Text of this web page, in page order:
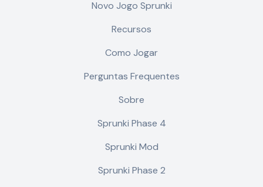
Novo Jogo Sprunki
Recursos
Como Jogar
Perguntas Frequentes
Sobre
Sprunki Phase 4
Sprunki Mod
Sprunki Phase 2